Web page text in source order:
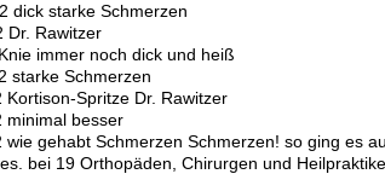
dick starke Schmerzen
Dr. Rawitzer
immer noch dick und heiß
starke Schmerzen
Kortison-Spritze Dr. Rawitzer
minimal besser
wie gehabt Schmerzen Schmerzen! so ging es
bei 19 Orthopäden, Chirurgen und